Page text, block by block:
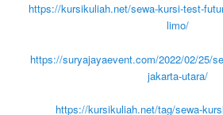
https://kursikuliah.net/sewa-kursi-test-
limo/
https://suryajayaevent.com/2022/02/25/
jakarta-utara/
https://kursikuliah.net/tag/sewa-